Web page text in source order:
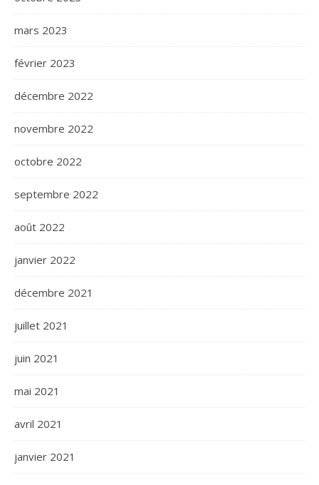
mars 2023
février 2023
décembre 2022
novembre 2022
octobre 2022
septembre 2022
août 2022
janvier 2022
décembre 2021
juillet 2021
juin 2021
mai 2021
avril 2021
janvier 2021